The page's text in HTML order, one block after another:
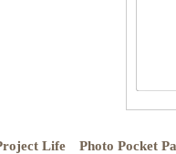
Life Photo Pocket